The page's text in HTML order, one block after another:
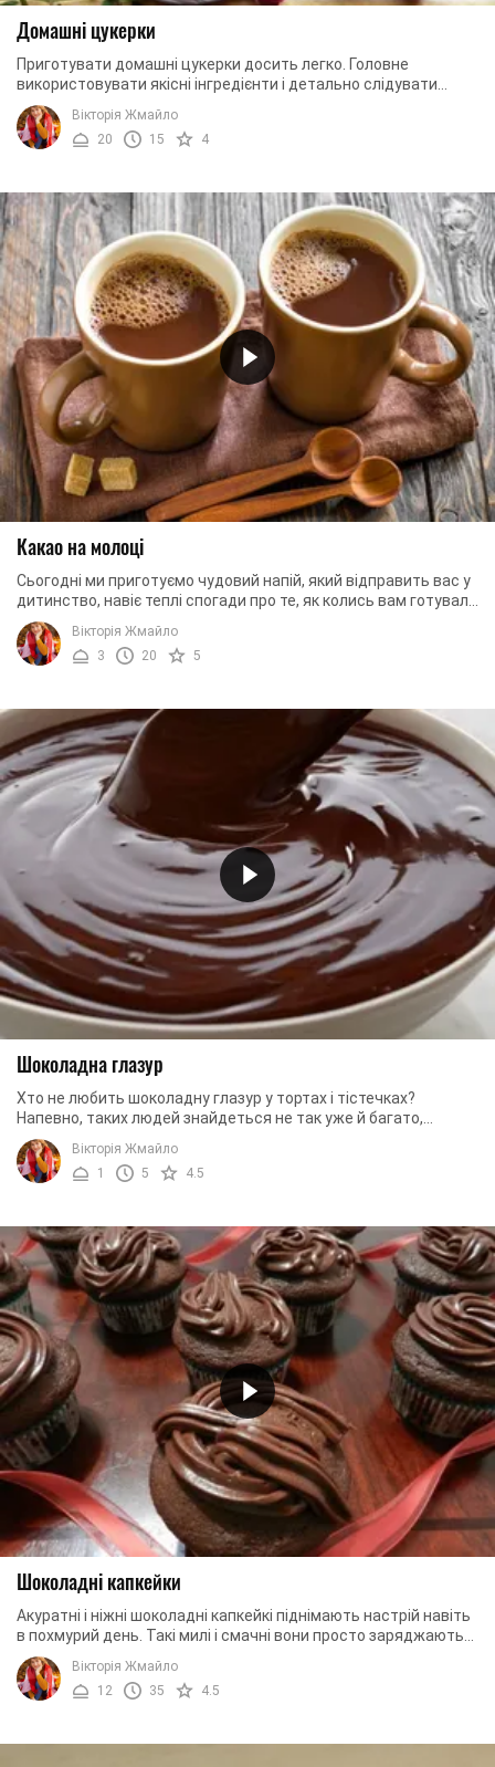
Домашні цукерки
Приготувати домашні цукерки досить легко. Головне
використовувати якісні інгредієнти і детально слідувати
нашим рецептом. В результаті у вас вийдуть ...
Вікторія Жмайло
20
15 4
Какао на молоці
Сьогодні ми приготуємо чудовий напій, який відправить вас у
дитинство, навіє теплі спогади про те, як колись вам готували
різноманітну смакоту ваша ...
Вікторія Жмайло
3
20 5
Шоколадна глазур
Хто не любить шоколадну глазур у тортах і тістечках?
Напевно, таких людей знайдеться не так уже й багато,
особливо серед малюків. Ми пропонуємо вам ...
Вікторія Жмайло
1
5 4.5
Шоколадні капкейки
Акуратні і ніжні шоколадні капкейкі піднімають настрій навіть
в похмурий день. Такі милі і смачні вони просто заряджають
енергією і бадьорістю. ...
Вікторія Жмайло
12
35 4.5